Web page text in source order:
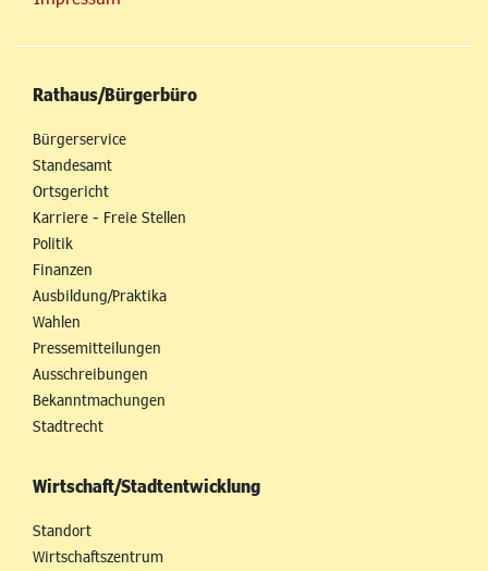
Rathaus/Bürgerbüro
Bürgerservice
Standesamt
Ortsgericht
Karriere - Freie Stellen
Politik
Finanzen
Ausbildung/Praktika
Wahlen
Pressemitteilungen
Ausschreibungen
Bekanntmachungen
Stadtrecht
Wirtschaft/Stadtentwicklung
Standort
Wirtschaftszentrum